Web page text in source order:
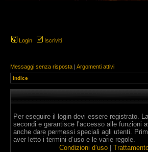
Login Iscriviti
Messaggi senza risposta | Argomenti attivi
Indice
Per eseguire il login devi essere registrato.
secondi e garantisce l’accesso alle funzioni
anche dare permessi speciali agli utenti.
aver letto i termini d’uso e le varie regole.
Condizioni d’uso